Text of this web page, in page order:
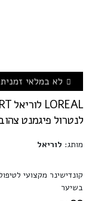
לא במלאי זמנית
לנטרול פיגמנט צהוב | 200
מותג: לוריאל
קונדישינר מקצועי
בשיער